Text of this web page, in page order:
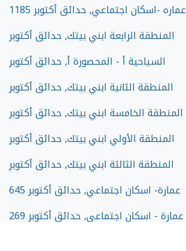
1185 عماره -اسكان اجتماعي, حدائق أكتوبر
المنطقة الرابعة ابني بيتك, حدائق أكتوبر
السياحية أ - المحصورة أ, حدائق أكتوبر
المنطقة الثانية ابني بيتك, حدائق أكتوبر
المنطقة الخامسة ابني بيتك, حدائق أكتوبر
المنطقة الأولي ابني بيتك, حدائق أكتوبر
المنطقة الثالثة ابني بيتك, حدائق أكتوبر
645 عمارة- اسكان اجتماعي, حدائق أكتوبر
269 عمارة - اسكان اجتماعي, حدائق أكتوبر